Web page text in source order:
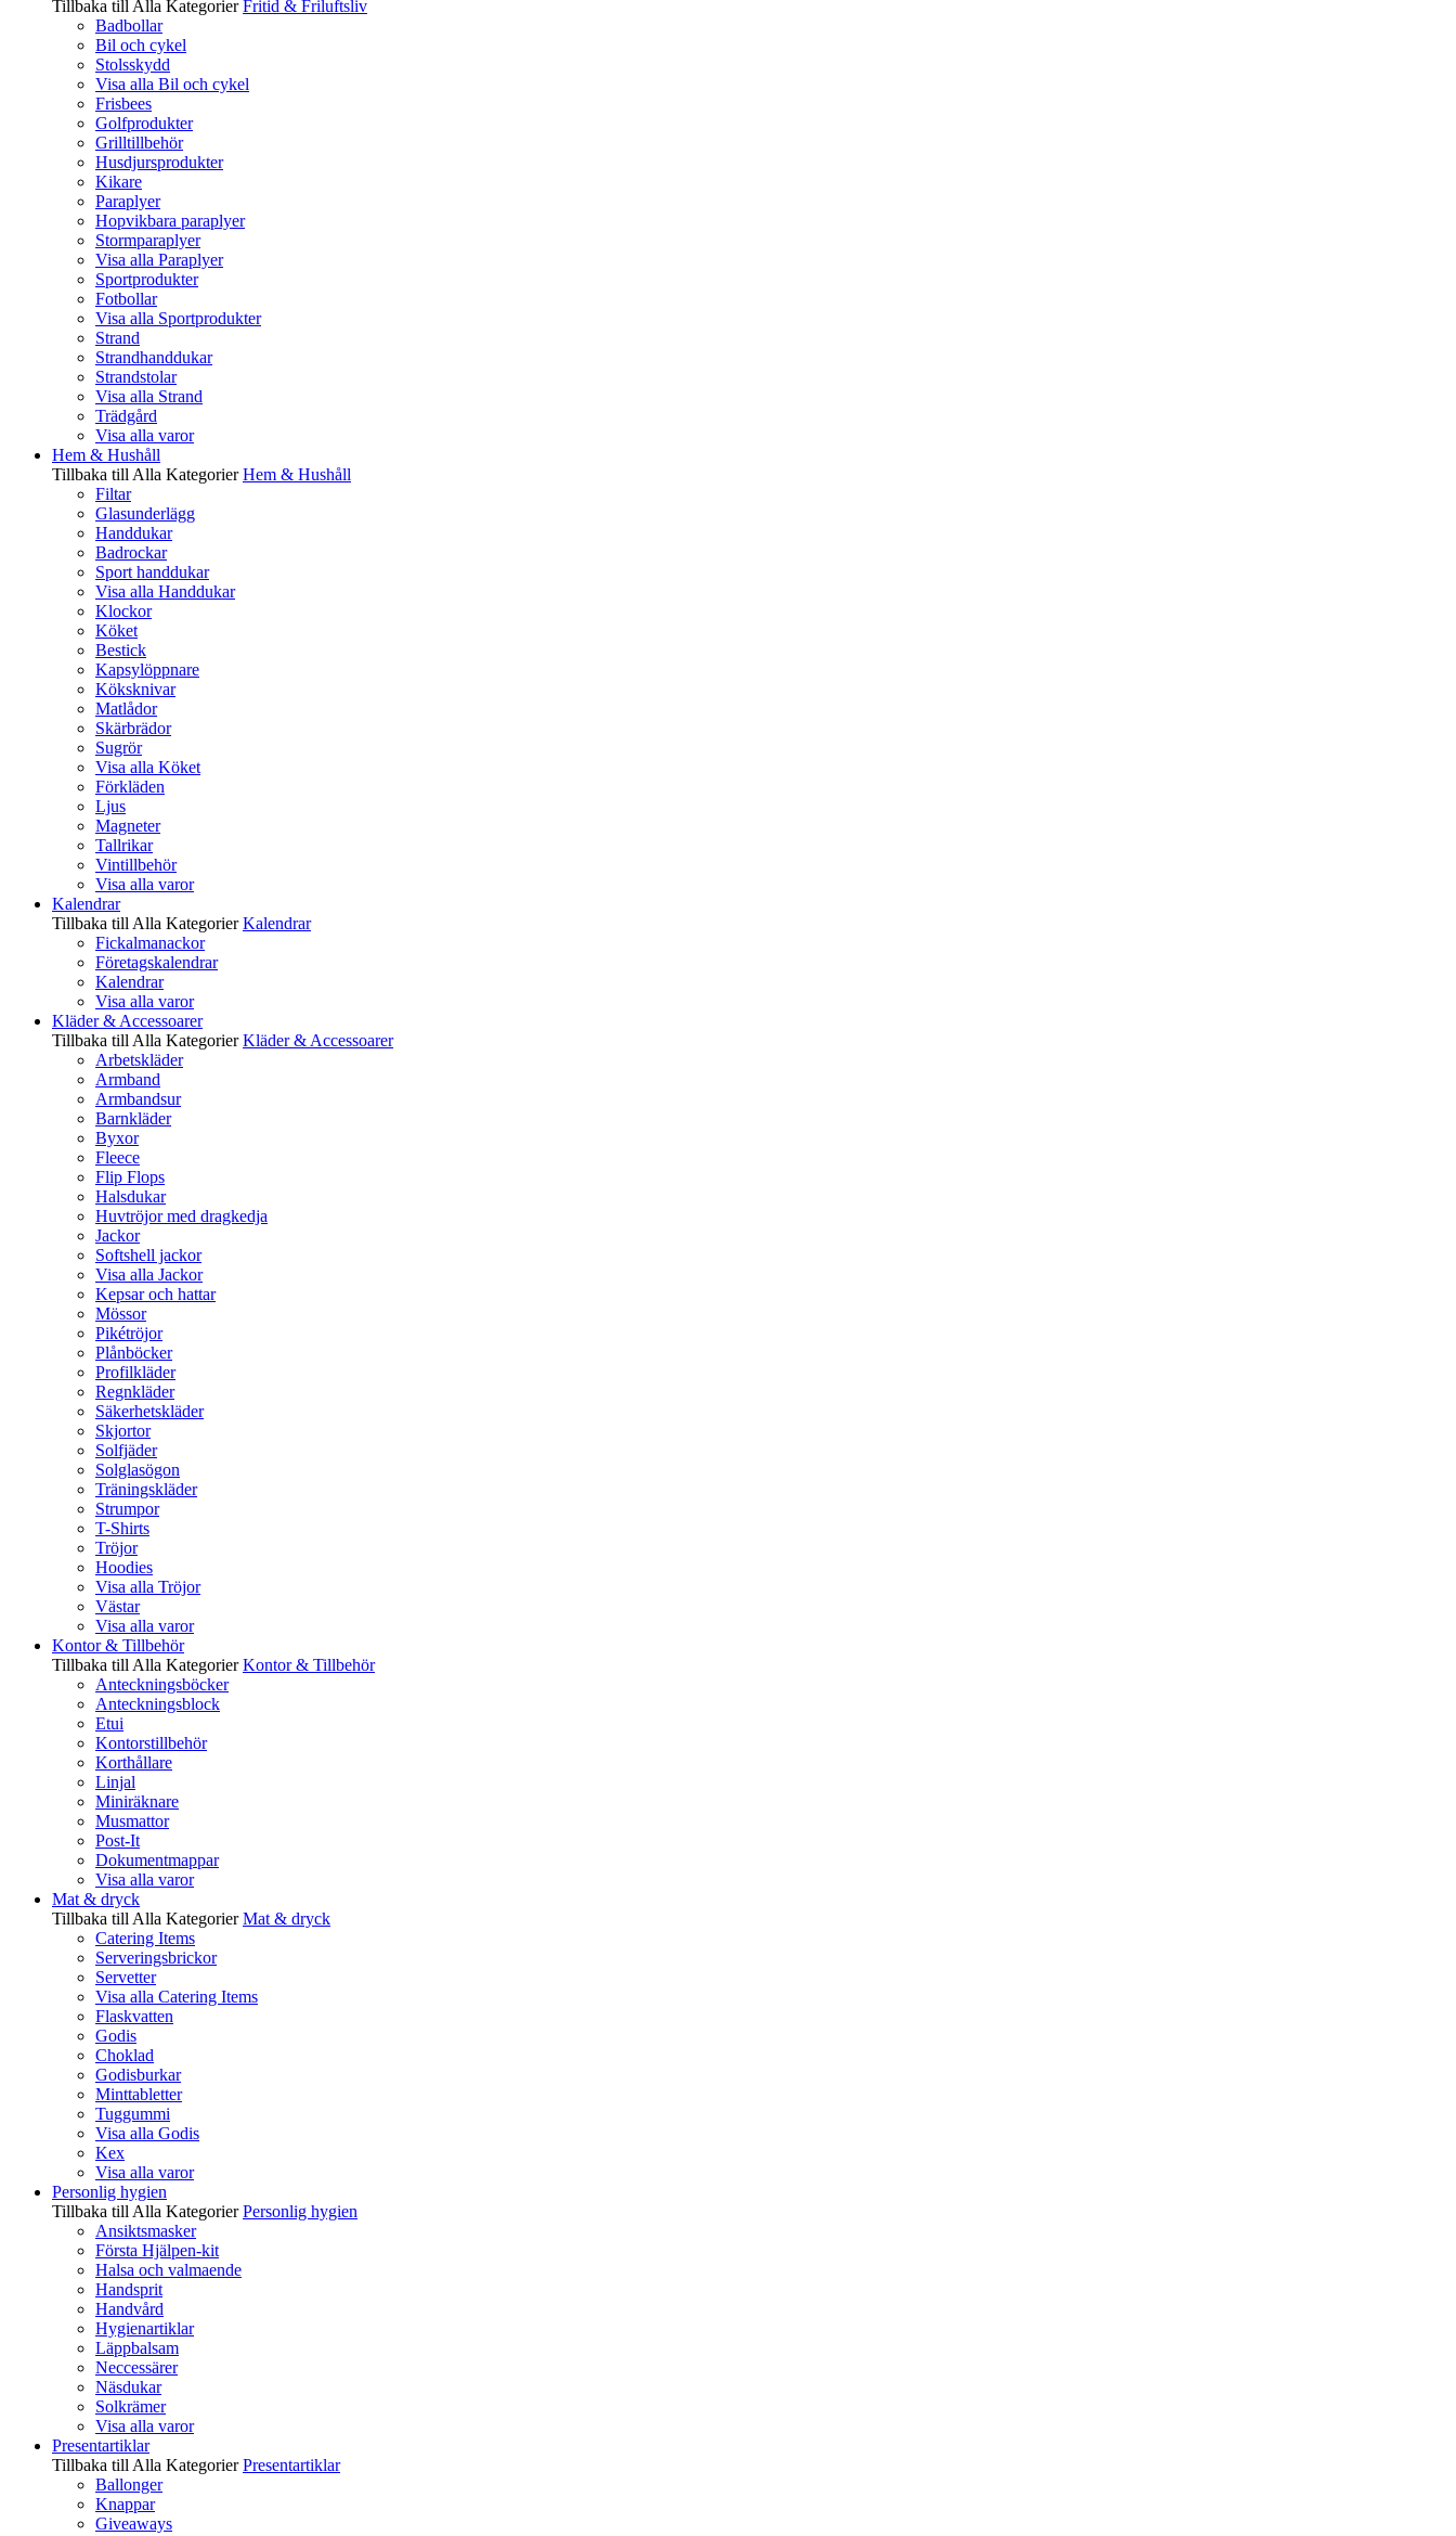
Tillbaka till Alla Kategorier Fritid & Friluftsliv
Badbollar
Bil och cykel
Stolsskydd
Visa alla Bil och cykel
Frisbees
Golfprodukter
Grilltillbehör
Husdjursprodukter
Kikare
Paraplyer
Hopvikbara paraplyer
Stormparaplyer
Visa alla Paraplyer
Sportprodukter
Fotbollar
Visa alla Sportprodukter
Strand
Strandhanddukar
Strandstolar
Visa alla Strand
Trädgård
Visa alla varor
Hem & Hushåll
Tillbaka till Alla Kategorier Hem & Hushåll
Filtar
Glasunderlägg
Handdukar
Badrockar
Sport handdukar
Visa alla Handdukar
Klockor
Köket
Bestick
Kapsylöppnare
Köksknivar
Matlådor
Skärbrädor
Sugrör
Visa alla Köket
Förkläden
Ljus
Magneter
Tallrikar
Vintillbehör
Visa alla varor
Kalendrar
Tillbaka till Alla Kategorier Kalendrar
Fickalmanackor
Företagskalendrar
Kalendrar
Visa alla varor
Kläder & Accessoarer
Tillbaka till Alla Kategorier Kläder & Accessoarer
Arbetskläder
Armband
Armbandsur
Barnkläder
Byxor
Fleece
Flip Flops
Halsdukar
Huvtröjor med dragkedja
Jackor
Softshell jackor
Visa alla Jackor
Kepsar och hattar
Mössor
Pikétröjor
Plånböcker
Profilkläder
Regnkläder
Säkerhetskläder
Skjortor
Solfjäder
Solglasögon
Träningskläder
Strumpor
T-Shirts
Tröjor
Hoodies
Visa alla Tröjor
Västar
Visa alla varor
Kontor & Tillbehör
Tillbaka till Alla Kategorier Kontor & Tillbehör
Anteckningsböcker
Anteckningsblock
Etui
Kontorstillbehör
Korthållare
Linjal
Miniräknare
Musmattor
Post-It
Dokumentmappar
Visa alla varor
Mat & dryck
Tillbaka till Alla Kategorier Mat & dryck
Catering Items
Serveringsbrickor
Servetter
Visa alla Catering Items
Flaskvatten
Godis
Choklad
Godisburkar
Minttabletter
Tuggummi
Visa alla Godis
Kex
Visa alla varor
Personlig hygien
Tillbaka till Alla Kategorier Personlig hygien
Ansiktsmasker
Första Hjälpen-kit
Halsa och valmaende
Handsprit
Handvård
Hygienartiklar
Läppbalsam
Neccessärer
Näsdukar
Solkrämer
Visa alla varor
Presentartiklar
Tillbaka till Alla Kategorier Presentartiklar
Ballonger
Knappar
Giveaways